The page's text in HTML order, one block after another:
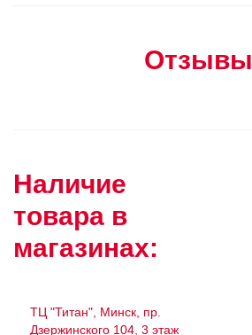
Отзывы
Наличие
товара в
магазинах:
ТЦ "Титан", Минск, пр.
Дзержинского 104, 3 этаж